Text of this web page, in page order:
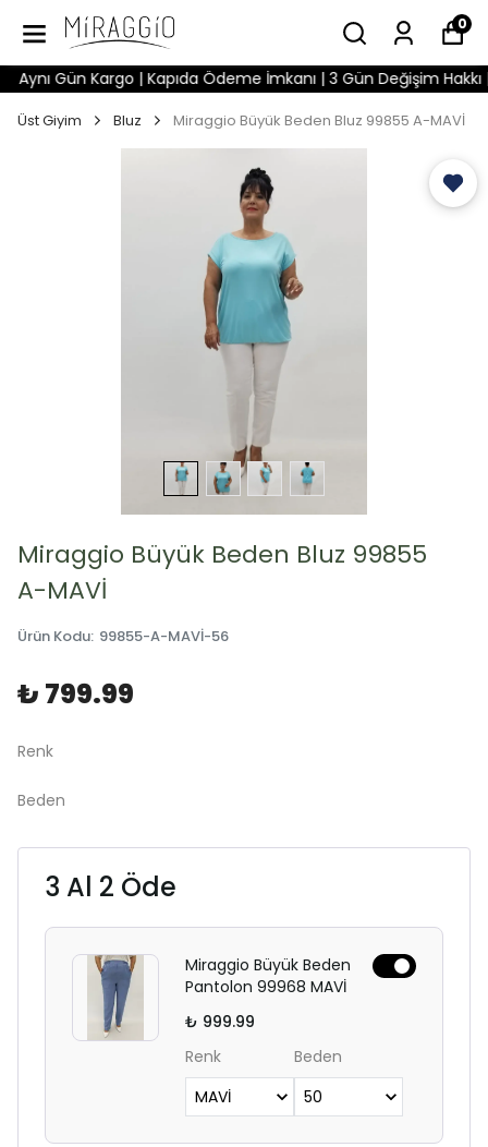
0
Aynı Gün Kargo | Kapıda Ödeme İmkanı | 3 Gün Değişim Hakkı |
Üst Giyim Bluz Miraggio Büyük Beden Bluz 99855 A-MAVİ
Miraggio Büyük Beden Bluz 99855
A-MAVİ
Ürün Kodu: 99855-A-MAVİ-56
₺ 799.99
Renk
Beden
3 Al 2 Öde
Miraggio Büyük Beden
Pantolon 99968 MAVİ
₺ 999.99
Renk
Beden